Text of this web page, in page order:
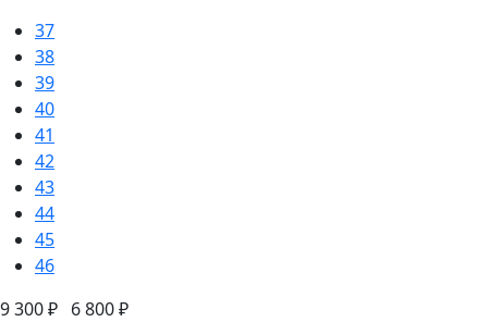
37
38
39
40
41
42
43
44
45
46
9 300 ₽ 6 800 ₽